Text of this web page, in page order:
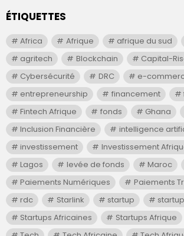
ÉTIQUETTES
Africa Afrique afrique du sud
agritech
Blockchain Capital-
Cybersécurité
DRC e-
entrepreneurship
financement
Fintech Afrique
fonds Ghana
Inclusion Financière
intelligence
investissement
Investissement
Lagos
levée de fonds Maroc
Paiements Numériques
Paiements
rdc
Starlink startup
Startups Africaines
Startups Afrique